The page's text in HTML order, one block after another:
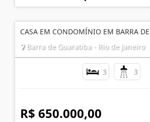
CASA EM CONDOMÍNIO EM BARRA
Barra de Guaratiba - Rio de Janeiro
3 3
R$ 650.000,00